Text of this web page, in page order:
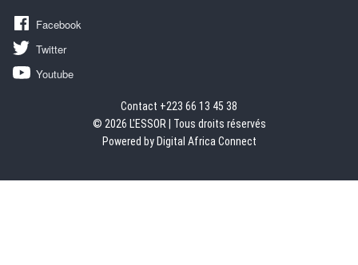
Facebook
Twitter
Youtube
Contact +223 66 13 45 38
© 2026 L'ESSOR | Tous droits réservés
Powered by Digital Africa Connect